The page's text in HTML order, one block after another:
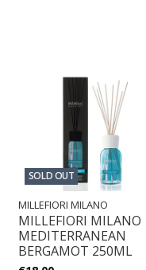
SOLD OUT
MILLEFIORI MILANO
MILLEFIORI MILANO
MEDITERRANEAN
BERGAMOT 250ML